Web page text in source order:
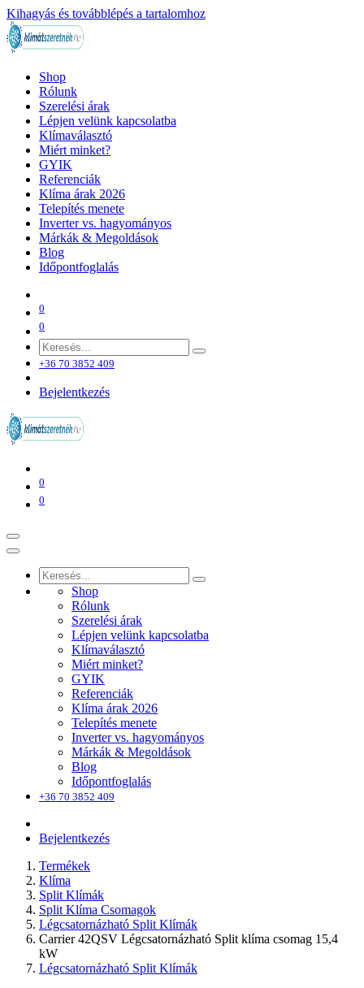
Kihagyás és továbblépés a tartalomhoz
Shop
Rólunk
Szerelési árak
Lépjen velünk kapcsolatba
Klímaválasztó
Miért minket?
GYIK
Referenciák
Klíma árak 2026
Telepítés menete
Inverter vs. hagyományos
Márkák & Megoldások
Blog
Időpontfoglalás
0
0
+36 70 3852 409
Bejelentkezés
0
0
Shop
Rólunk
Szerelési árak
Lépjen velünk kapcsolatba
Klímaválasztó
Miért minket?
GYIK
Referenciák
Klíma árak 2026
Telepítés menete
Inverter vs. hagyományos
Márkák & Megoldások
Blog
Időpontfoglalás
+36 70 3852 409
Bejelentkezés
Termékek
Klíma
Split Klímák
Split Klíma Csomagok
Légcsatornázható Split Klímák
Carrier 42QSV Légcsatornázható Split klíma csomag 15,4
kW
Légcsatornázható Split Klímák